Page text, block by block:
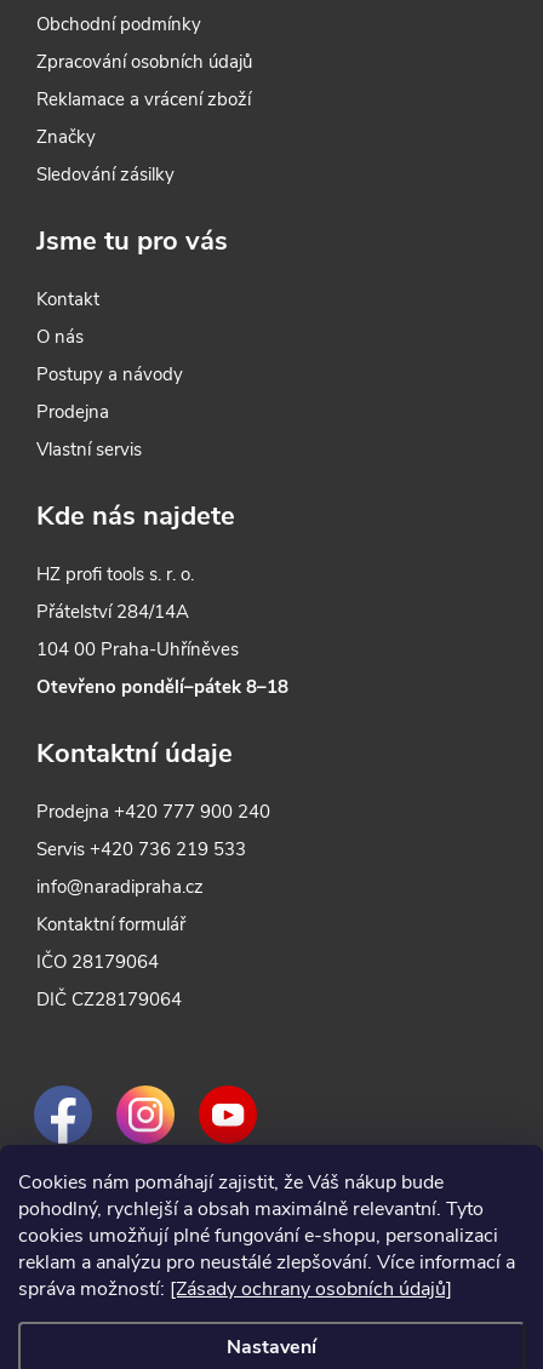
Cookies nám pomáhají zajistit, že Váš nákup bude
pohodlný, rychlejší a obsah maximálně relevantní. Tyto
cookies umožňují plné fungování e-shopu, personalizaci
reklam a analýzu pro neustálé zlepšování. Více informací a
správa možností: [Zásady ochrany osobních údajů]
Nastavení
Obchodní podmínky
Zpracování osobních údajů
Reklamace a vrácení zboží
Značky
Sledování zásilky
Jsme tu pro vás
Kontakt
O nás
Postupy a návody
Prodejna
Vlastní servis
Kde nás najdete
HZ profi tools s. r. o.
Přátelství 284/14A
104 00 Praha-Uhříněves
Otevřeno pondělí–pátek 8–18
Kontaktní údaje
Prodejna+420 777 900 240
Servis+420 736 219 533
info@naradipraha.cz
Kontaktní formulář
IČO 28179064
DIČ CZ28179064